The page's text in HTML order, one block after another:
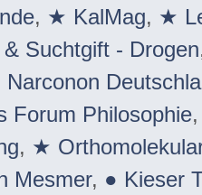
,📕 Board
,★ KalMag,★
Suchtgift - Drogen
Narconon
Forum Philosophie
,★